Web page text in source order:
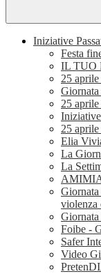
Iniziative
Festa
IL TUO
25
25
25
Elia
La
La
violenza
Giornata
Foibe -
Safer
Video